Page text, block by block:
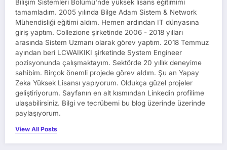
Bilişim Sistemleri Bölümü'nde yüksek lisans eğitimimi
tamamladım. 2005 yılında Bilge Adam Sistem & Network
Mühendisliği eğitimi aldım. Hemen ardından IT dünyasına
giriş yaptım. Collezione şirketinde 2006 - 2018 yılları
arasında Sistem Uzmanı olarak görev yaptım. 2018 Temmuz
ayından beri LCWAIKIKI şirketinde System Engineer
pozisyonunda çalışmaktayım. Sektörde 20 yıllık deneyime
sahibim. Birçok önemli projede görev aldım. Şu an Yapay
Zeka Yüksek Lisansı yapıyorum. Oldukça güzel projeler
geliştiriyorum. Sayfanın en alt kısmından Linkedin profilime
ulaşabilirsiniz. Bilgi ve tecrübemi bu blog üzerinde üzerinde
paylaşıyorum.
View All Posts